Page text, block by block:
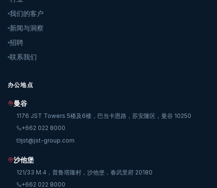
我们的客户
新闻与洞察
招聘
联系我们
办公地点
曼谷
1176 JST Towers 5楼及6楼，巴当卡恩路，苏安隆区，曼谷 10250
+662 022 8000
jst@jst-group.com
沙他堡
121/33 M.4，普鲁塔隆村，沙他堡，春武里府 20180
+662 022 8000